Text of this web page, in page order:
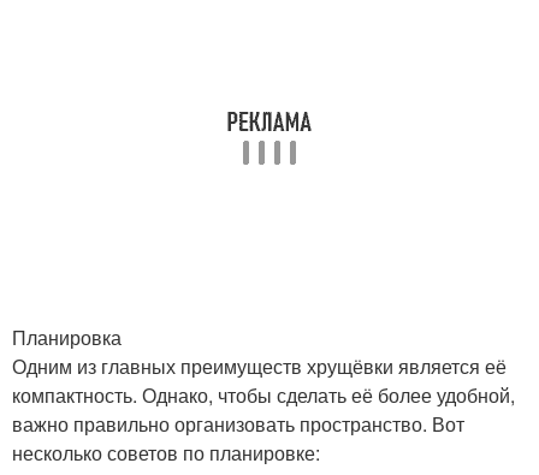
Планировка
Одним из главных преимуществ хрущёвки является её
компактность. Однако, чтобы сделать её более удобной,
важно правильно организовать пространство. Вот
несколько советов по планировке: